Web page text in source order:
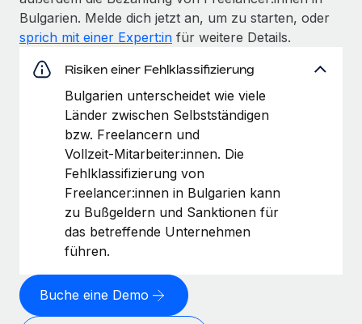
Bulgarien. Melde dich jetzt an, um zu starten, oder
sprich mit einer Expert:in für weitere Details.
Risiken einer Fehlklassifizierung
Bulgarien unterscheidet wie viele
Länder zwischen Selbstständigen
bzw. Freelancern und
Vollzeit‑Mitarbeiter:innen. Die
Fehlklassifizierung von
Freelancer:innen in Bulgarien kann
zu Bußgeldern und Sanktionen für
das betreffende Unternehmen
führen.
Buche eine Demo